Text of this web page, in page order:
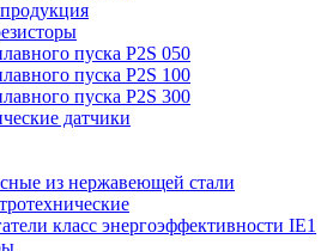
пуска P2S 050
пуска P2S 100
пуска P2S 300
датчики
из нержавеющей стали
класс энергоэффективности IE1